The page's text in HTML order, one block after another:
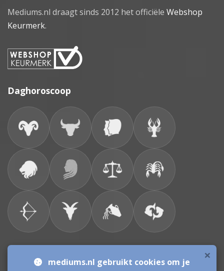
Mediums.nl draagt sinds 2012 het officiële Webshop
Keurmerk.
Daghoroscoop
×
mediums.nl gebruikt cookies om je